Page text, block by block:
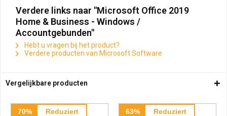
Verdere links naar "Microsoft Office 2019
Home & Business - Windows /
Accountgebunden"
Hebt u vragen bij het product?
Verdere producten van Microsoft Software
Vergelijkbare producten
70% Reduziert 63% Reduziert